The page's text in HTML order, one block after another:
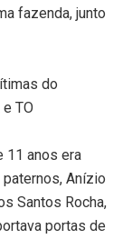
fazenda, junto
do
TO
11 anos era
paternos, Anízio
Santos Rocha,
portas de